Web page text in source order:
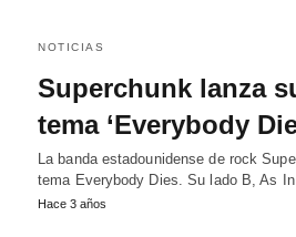
NOTICIAS
Superchunk lanza
tema ‘Everybody
La banda estadounidense de rock
tema Everybody Dies. Su lado B, As
Hace 3 años